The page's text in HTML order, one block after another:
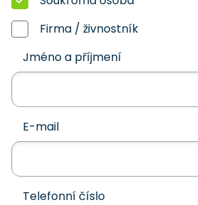
Firma / živnostník
Jméno a příjmení
E-mail
Telefonní číslo